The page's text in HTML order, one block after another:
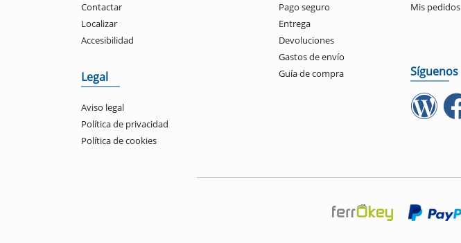
Contactar
Localizar
Accesibilidad
Legal
Aviso legal
Política de privacidad
Política de cookies
Pago seguro
Entrega
Devoluciones
Gastos de envío
Guía de compra
Mis pedidos
Síguenos